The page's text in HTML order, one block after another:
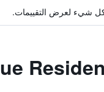
كل شيء لعرض التقييمات.